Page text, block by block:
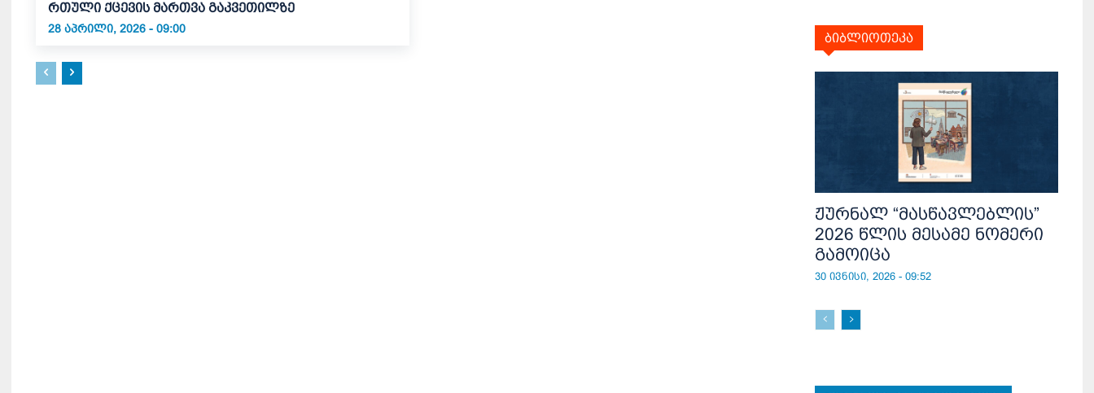
რთული ქცევის მართვა გაკვეთილზე
28 ᲐᲞᲠᲘᲚᲘ, 2026 - 09:00
ბიბლიოთეკა
ჟურნალ “მასწავლებლის”
2026 წლის მესამე ნომერი
გამოიცა
30 ივნისი, 2026 - 09:52